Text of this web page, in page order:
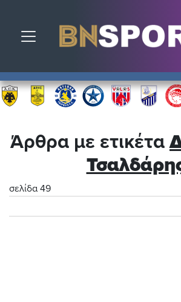
Toggle navigation
Άρθρα με ετικέτα
σελίδα 49